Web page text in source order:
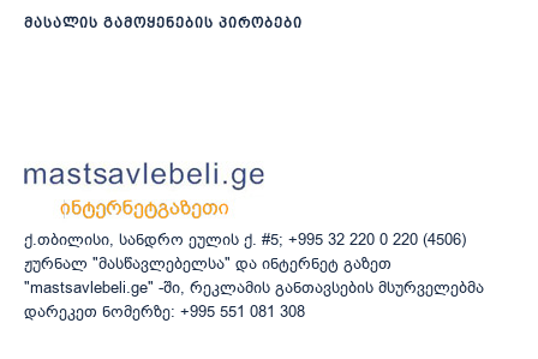
მასალის გამოყენების პირობები
ქ.თბილისი, სანდრო ეულის ქ. #5; +995 32 220 0 220 (4506)
ჟურნალ "მასწავლებელსა" და ინტერნეტ გაზეთ
"mastsavlebeli.ge" -ში, რეკლამის განთავსების მსურველებმა
დარეკეთ ნომერზე: +995 551 081 308